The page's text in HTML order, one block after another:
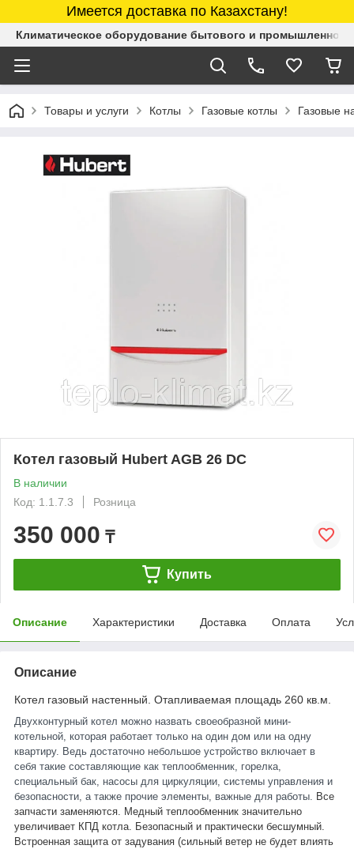
Имеется доставка по Казахстану!
Климатическое оборудование бытового и промышленного
Товары и услуги Котлы Газовые котлы Газовые
Котел газовый Hubert AGB 26 DC
В наличии
Код: 1.1.7.3
Розница
350 000 ₸
Купить
Описание Характеристики Доставка Оплата
Описание
Котел газовый настенный. Отапливаемая площадь 260 кв.м.
Двухконтурный котел можно назвать своеобразной мини-
котельной, которая работает только на один дом или на одну
квартиру. Ведь достаточно небольшое устройство включает в
себя такие составляющие как теплообменник, горелка,
специальный бак, насосы для циркуляции, системы управления и
безопасности, а также прочие элементы, важные для работы.
Все
запчасти заменяются. Медный теплообменник значительно
увеличивает КПД котла. Безопасный и практически бесшумный.
Встроенная защита от задувания (сильный ветер не будет влиять